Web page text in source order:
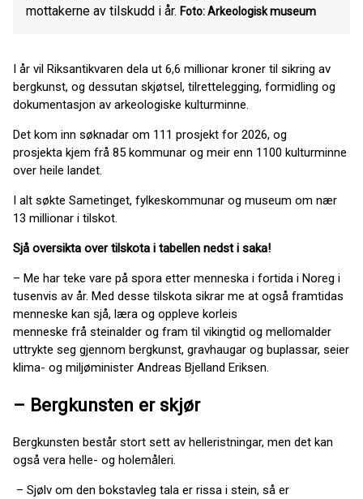
mottakerne av tilskudd i år. Foto: Arkeologisk museum
I år vil Riksantikvaren dela ut 6,6 millionar kroner til sikring av
bergkunst, og dessutan skjøtsel, tilrettelegging, formidling og
dokumentasjon av arkeologiske kulturminne.
Det kom inn søknadar om 111 prosjekt for 2026, og
prosjekta kjem frå 85 kommunar og meir enn 1100 kulturminne
over heile landet.
I alt søkte Sametinget, fylkeskommunar og museum om nær
13 millionar i tilskot.
Sjå oversikta over tilskota i tabellen nedst i saka!
– Me har teke vare på spora etter menneska i fortida i Noreg i
tusenvis av år. Med desse tilskota sikrar me at også framtidas
menneske kan sjå, læra og oppleve korleis
menneske frå steinalder og fram til vikingtid og mellomalder
uttrykte seg gjennom bergkunst, gravhaugar og buplassar, seier
klima- og miljøminister Andreas Bjelland Eriksen.
– Bergkunsten er skjør
Bergkunsten består stort sett av helleristningar, men det kan
også vera helle- og holemåleri.
– Sjølv om den bokstavleg tala er rissa i stein, så er